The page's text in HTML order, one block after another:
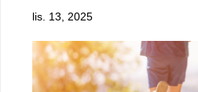
lis. 13, 2025